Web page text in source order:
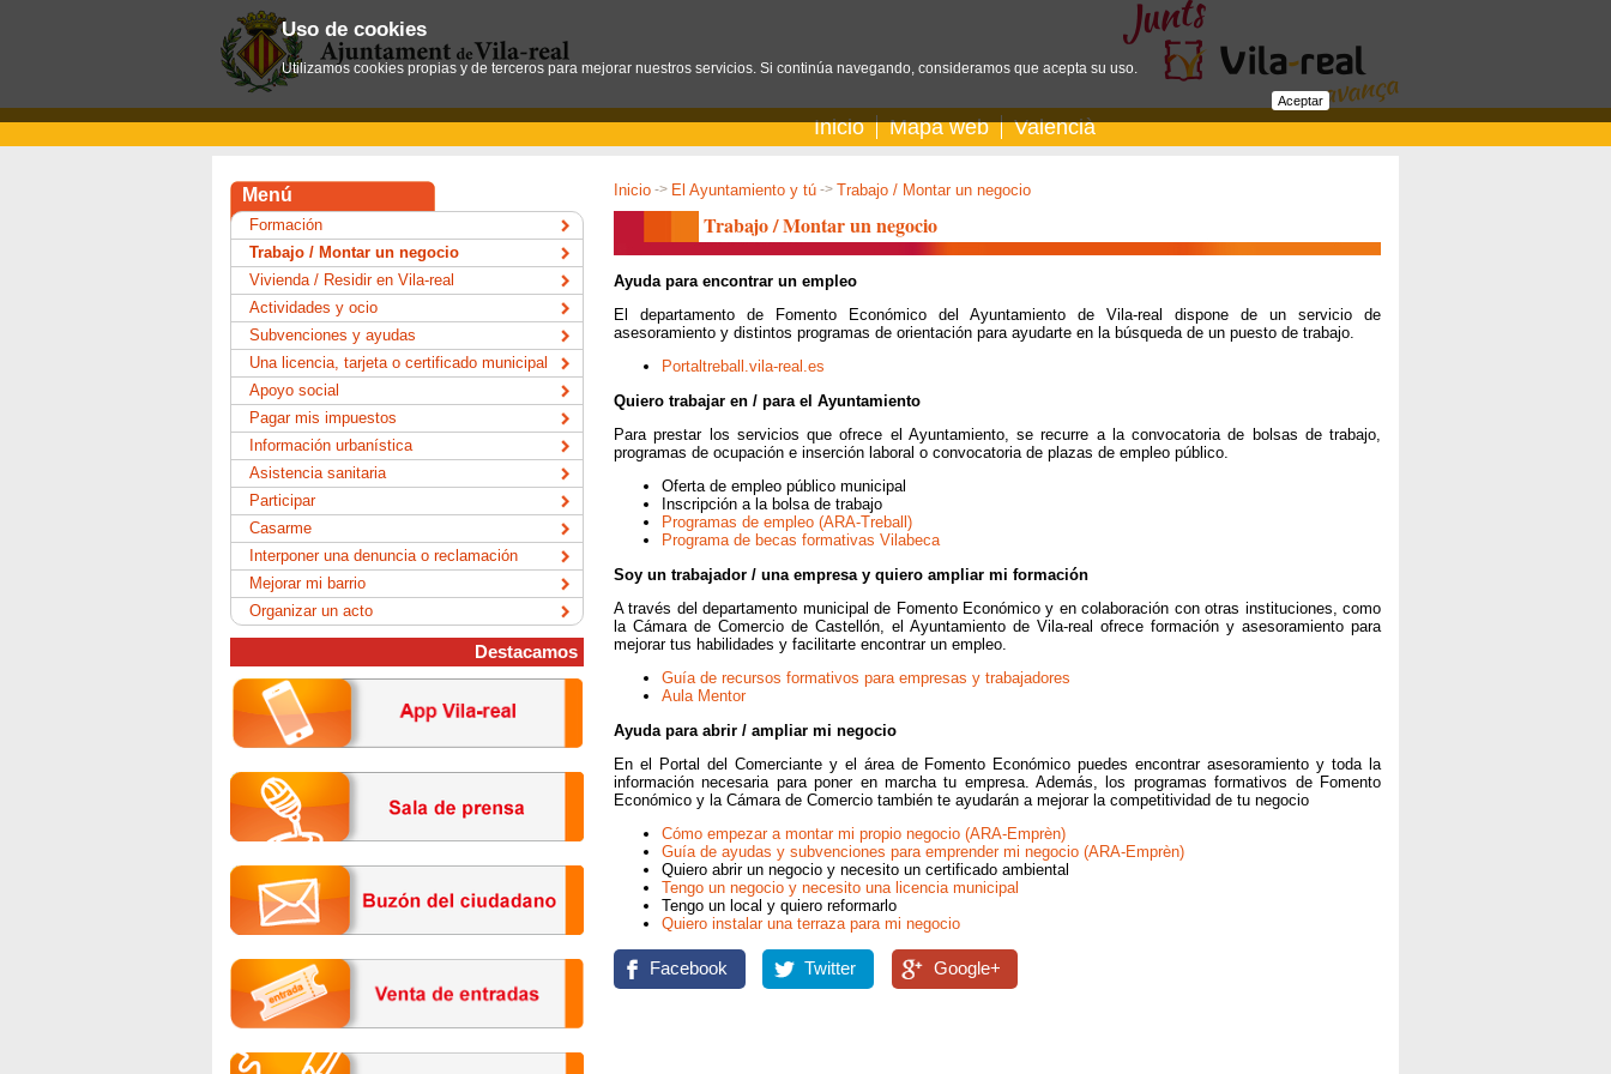
Inicio Mapa web Valencià
Inicio -> El Ayuntamiento y tú -> Trabajo / Montar un negocio
Trabajo / Montar un negocio
Ayuda para encontrar un empleo
El departamento de Fomento Económico del Ayuntamiento de Vila-real dispone de un servicio de
asesoramiento y distintos programas de orientación para ayudarte en la búsqueda de un puesto de trabajo.
Portaltreball.vila-real.es
Quiero trabajar en / para el Ayuntamiento
Para prestar los servicios que ofrece el Ayuntamiento, se recurre a la convocatoria de bolsas de trabajo,
programas de ocupación e inserción laboral o convocatoria de plazas de empleo público.
Oferta de empleo público municipal
Inscripción a la bolsa de trabajo
Programas de empleo (ARA-Treball)
Programa de becas formativas Vilabeca
Soy un trabajador / una empresa y quiero ampliar mi formación
A través del departamento municipal de Fomento Económico y en colaboración con otras instituciones, como
la Cámara de Comercio de Castellón, el Ayuntamiento de Vila-real ofrece formación y asesoramiento para
mejorar tus habilidades y facilitarte encontrar un empleo.
Guía de recursos formativos para empresas y trabajadores
Aula Mentor
Ayuda para abrir / ampliar mi negocio
En el Portal del Comerciante y el área de Fomento Económico puedes encontrar asesoramiento y toda la
información necesaria para poner en marcha tu empresa. Además, los programas formativos de Fomento
Económico y la Cámara de Comercio también te ayudarán a mejorar la competitividad de tu negocio
Cómo empezar a montar mi propio negocio (ARA-Emprèn)
Guía de ayudas y subvenciones para emprender mi negocio (ARA-Emprèn)
Quiero abrir un negocio y necesito un certificado ambiental
Tengo un negocio y necesito una licencia municipal
Tengo un local y quiero reformarlo
Quiero instalar una terraza para mi negocio
Facebook Twitter Google+
Menú
Formación
Trabajo / Montar un negocio
Vivienda / Residir en Vila-real
Actividades y ocio
Subvenciones y ayudas
Una licencia, tarjeta o certificado municipal
Apoyo social
Pagar mis impuestos
Información urbanística
Asistencia sanitaria
Participar
Casarme
Interponer una denuncia o reclamación
Mejorar mi barrio
Organizar un acto
Destacamos
Uso de cookies
Utilizamos cookies propias y de terceros para mejorar nuestros servicios. Si continúa navegando, consideramos que acepta su uso.
Aceptar